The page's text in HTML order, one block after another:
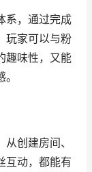
系，通过完成
玩家可以与粉
趣味性，又能
创建房间、
互动，都能有